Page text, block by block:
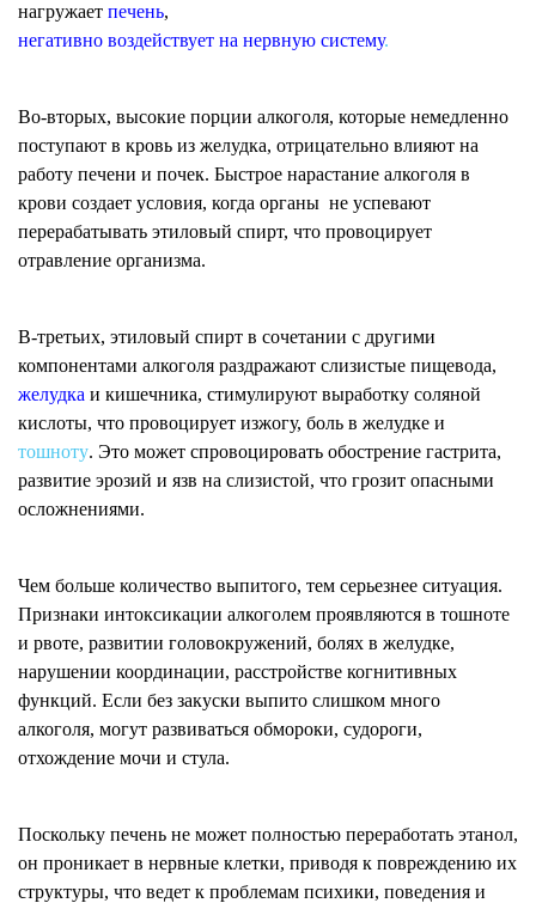
нагружает печень,
негативно воздействует на нервную систему.
Во-вторых, высокие порции алкоголя, которые немедленно
поступают в кровь из желудка, отрицательно влияют на
работу печени и почек. Быстрое нарастание алкоголя в
крови создает условия, когда органы не успевают
перерабатывать этиловый спирт, что провоцирует
отравление организма.
В-третьих, этиловый спирт в сочетании с другими
компонентами алкоголя раздражают слизистые пищевода,
желудка и кишечника, стимулируют выработку соляной
кислоты, что провоцирует изжогу, боль в желудке и
тошноту. Это может спровоцировать обострение гастрита,
развитие эрозий и язв на слизистой, что грозит опасными
осложнениями.
Чем больше количество выпитого, тем серьезнее ситуация.
Признаки интоксикации алкоголем проявляются в тошноте
и рвоте, развитии головокружений, болях в желудке,
нарушении координации, расстройстве когнитивных
функций. Если без закуски выпито слишком много
алкоголя, могут развиваться обмороки, судороги,
отхождение мочи и стула.
Поскольку печень не может полностью переработать этанол,
он проникает в нервные клетки, приводя к повреждению их
структуры, что ведет к проблемам психики, поведения и